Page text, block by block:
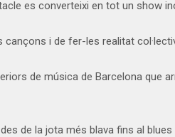
es converteixi en tot un show
i de fer-les realitat
de música de Barcelona que
de la jota més blava fins al